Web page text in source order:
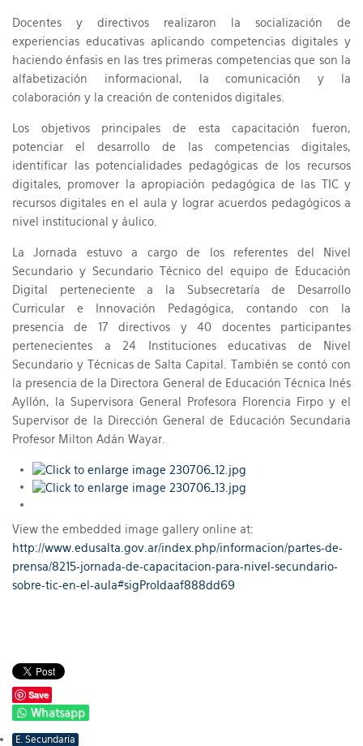
Docentes y directivos realizaron la socialización de
experiencias educativas aplicando competencias digitales y
haciendo énfasis en las tres primeras competencias que son la
alfabetización informacional, la comunicación y la
colaboración y la creación de contenidos digitales.
Los objetivos principales de esta capacitación fueron,
potenciar el desarrollo de las competencias digitales,
identificar las potencialidades pedagógicas de los recursos
digitales, promover la apropiación pedagógica de las TIC y
recursos digitales en el aula y lograr acuerdos pedagógicos a
nivel institucional y áulico.
La Jornada estuvo a cargo de los referentes del Nivel
Secundario y Secundario Técnico del equipo de Educación
Digital perteneciente a la Subsecretaría de Desarrollo
Curricular e Innovación Pedagógica, contando con la
presencia de 17 directivos y 40 docentes participantes
pertenecientes a 24 Instituciones educativas de Nivel
Secundario y Técnicas de Salta Capital. También se contó con
la presencia de la Directora General de Educación Técnica Inés
Ayllón, la Supervisora General Profesora Florencia Firpo y el
Supervisor de la Dirección General de Educación Secundaria
Profesor Milton Adán Wayar.
View the embedded image gallery online at:
http://www.edusalta.gov.ar/index.php/informacion/partes-de-
prensa/8215-jornada-de-capacitacion-para-nivel-secundario-
sobre-tic-en-el-aula#sigProIdaaf888dd69
Save
Whatsapp
E. Secundaria